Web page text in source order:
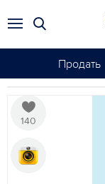
Продать
140